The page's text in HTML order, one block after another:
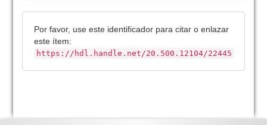
Por favor, use este identificador para citar o enlazar
este ítem:
https://hdl.handle.net/20.500.12104/22445